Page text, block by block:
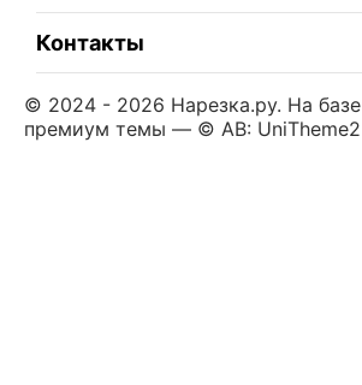
Контакты
© 2024 - 2026 Нарезка.ру. На базе
премиум темы — © AB: UniTheme2